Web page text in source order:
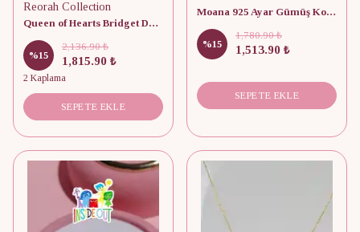
Reorah Collection
Queen of Hearts Bridget Descendants 925 Silver Necklace
%15
2,136.90 ₺
1,815.90 ₺
2 Kaplama
SEPETE EKLE
Moana 925 Ayar Gümüş Kolye
%15
1,780.90 ₺
1,513.90 ₺
SEPETE EKLE